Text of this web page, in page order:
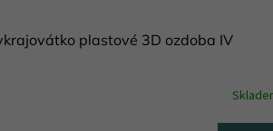
plastové 3D ozdoba IV